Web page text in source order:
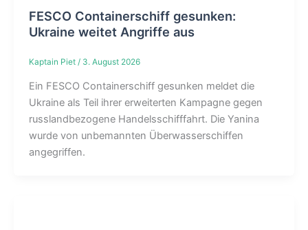
FESCO Containerschiff gesunken:
Ukraine weitet Angriffe aus
Kaptain Piet / 3. August 2026
Ein FESCO Containerschiff gesunken meldet die
Ukraine als Teil ihrer erweiterten Kampagne gegen
russlandbezogene Handelsschifffahrt. Die Yanina
wurde von unbemannten Überwasserschiffen
angegriffen.